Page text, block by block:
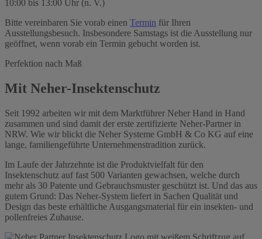
10:00 bis 13:00 Uhr (n. V.)
Bitte vereinbaren Sie vorab einen Termin für Ihren
Ausstellungsbesuch. Insbesondere Samstags ist die Ausstellung nur
geöffnet, wenn vorab ein Termin gebucht worden ist.
Perfektion nach Maß
Mit Neher-Insektenschutz
Seit 1992 arbeiten wir mit dem Marktführer Neher Hand in Hand
zusammen und sind damit der erste zertifizierte Neher-Partner in
NRW. Wie wir blickt die Neher Systeme GmbH & Co KG auf eine
lange, familiengeführte Unternehmenstradition zurück.
Im Laufe der Jahrzehnte ist die Produktvielfalt für den
Insektenschutz auf fast 500 Varianten gewachsen, welche durch
mehr als 30 Patente und Gebrauchsmuster geschützt ist. Und das aus
gutem Grund: Das Neher-System liefert in Sachen Qualität und
Design das beste erhältliche Ausgangsmaterial für ein insekten- und
pollenfreies Zuhause.